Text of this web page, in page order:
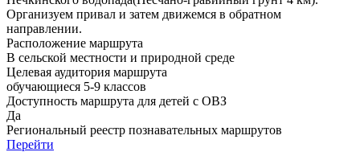
Организуем привал и затем движемся в обратном
направлении.
Расположение маршрута
В сельской местности и природной среде
Целевая аудитория маршрута
обучающиеся 5-9 классов
Доступность маршрута для детей с ОВЗ
Да
Региональный реестр познавательных маршрутов
Перейти